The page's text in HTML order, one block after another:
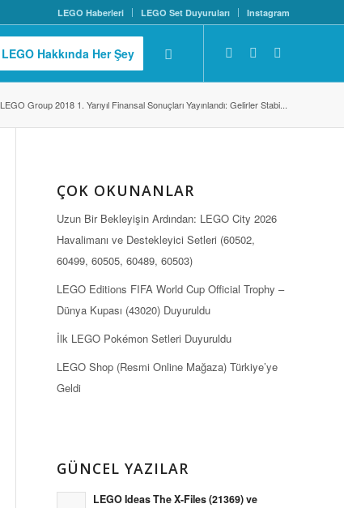
LEGO Haberleri LEGO Set Duyuruları Instagram
LEGO Hakkında Her Şey
LEGO Group 2018 1. Yarıyıl Finansal Sonuçları Yayınlandı: Gelirler Stabi...
ÇOK OKUNANLAR
Uzun Bir Bekleyişin Ardından: LEGO City 2026
Havalimanı ve Destekleyici Setleri (60502,
60499, 60505, 60489, 60503)
LEGO Editions FIFA World Cup Official Trophy –
Dünya Kupası (43020) Duyuruldu
İlk LEGO Pokémon Setleri Duyuruldu
LEGO Shop (Resmi Online Mağaza) Türkiye’ye
Geldi
GÜNCEL YAZILAR
LEGO Ideas The X-Files (21369) ve